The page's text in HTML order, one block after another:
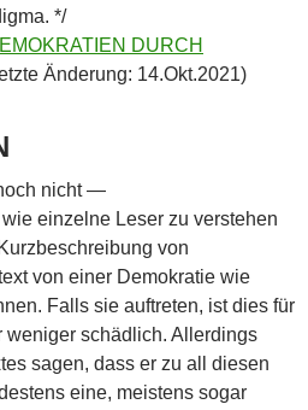
*/
DURCH
Änderung: 14.Okt.2021)
nicht —
einzelne Leser zu verstehen
von
von einer Demokratie wie
Falls sie auftreten, ist dies für
weniger schädlich. Allerdings
sagen, dass er zu all diesen
eine, meistens sogar